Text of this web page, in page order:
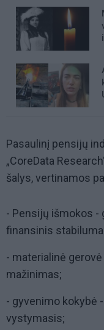
Pasaulinį pensijų
„CoreData
šalys, vertinamos
- Pensijų išmokos -
finansinis
- materialinė
mažinimas;
- gyvenimo kokybė
vystymasis;